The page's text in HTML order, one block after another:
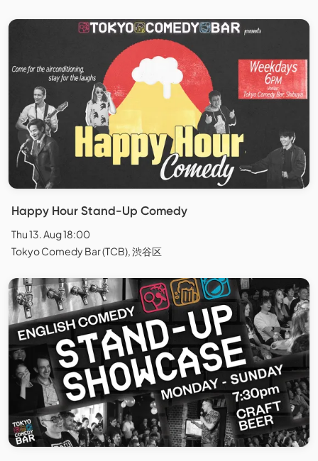
Happy Hour Stand-Up Comedy
Thu 13. Aug 18:00
Tokyo Comedy Bar (TCB), 渋谷区